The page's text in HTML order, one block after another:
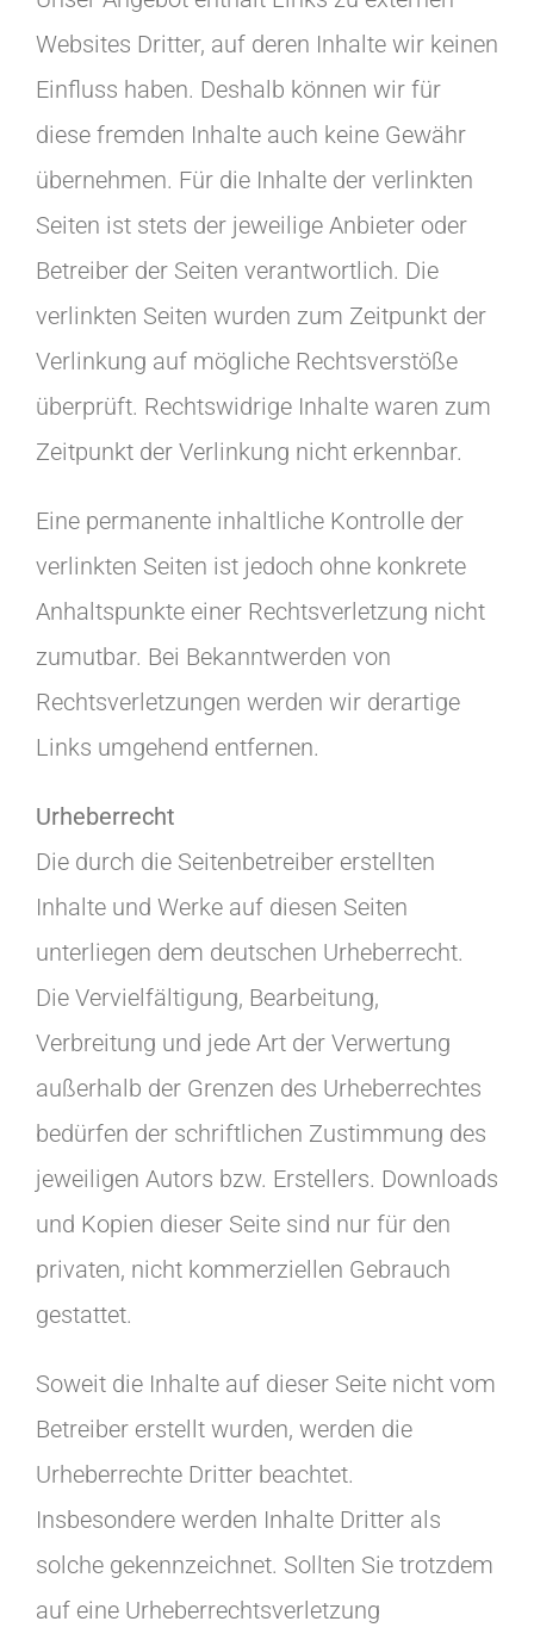
Websites Dritter, auf deren Inhalte wir keinen
Einfluss haben. Deshalb können wir für
diese fremden Inhalte auch keine Gewähr
übernehmen. Für die Inhalte der verlinkten
Seiten ist stets der jeweilige Anbieter oder
Betreiber der Seiten verantwortlich. Die
verlinkten Seiten wurden zum Zeitpunkt der
Verlinkung auf mögliche Rechtsverstöße
überprüft. Rechtswidrige Inhalte waren zum
Zeitpunkt der Verlinkung nicht erkennbar.
Eine permanente inhaltliche Kontrolle der
verlinkten Seiten ist jedoch ohne konkrete
Anhaltspunkte einer Rechtsverletzung nicht
zumutbar. Bei Bekanntwerden von
Rechtsverletzungen werden wir derartige
Links umgehend entfernen.
Urheberrecht
Die durch die Seitenbetreiber erstellten
Inhalte und Werke auf diesen Seiten
unterliegen dem deutschen Urheberrecht.
Die Vervielfältigung, Bearbeitung,
Verbreitung und jede Art der Verwertung
außerhalb der Grenzen des Urheberrechtes
bedürfen der schriftlichen Zustimmung des
jeweiligen Autors bzw. Erstellers. Downloads
und Kopien dieser Seite sind nur für den
privaten, nicht kommerziellen Gebrauch
gestattet.
Soweit die Inhalte auf dieser Seite nicht vom
Betreiber erstellt wurden, werden die
Urheberrechte Dritter beachtet.
Insbesondere werden Inhalte Dritter als
solche gekennzeichnet. Sollten Sie trotzdem
auf eine Urheberrechtsverletzung